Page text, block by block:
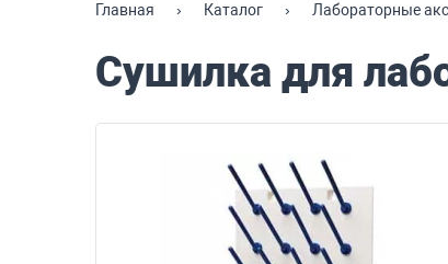
Главная Каталог Лабораторные
Сушилка для